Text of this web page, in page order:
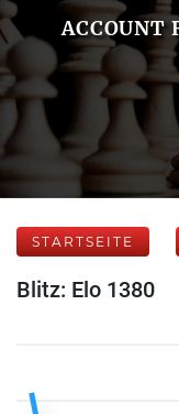
ACCOUNT
STARTSEITE
Blitz: Elo 1380